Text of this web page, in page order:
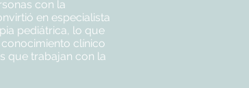
con la
en especialista
pediátrica, lo que
clínico
que trabajan con la